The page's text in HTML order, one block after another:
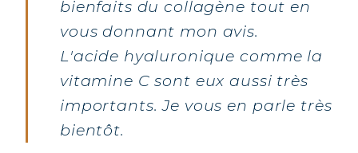
bienfaits du collagène tout en
vous donnant mon avis.
L'acide hyaluronique comme la
vitamine C sont eux aussi très
importants. Je vous en parle très
bientôt.